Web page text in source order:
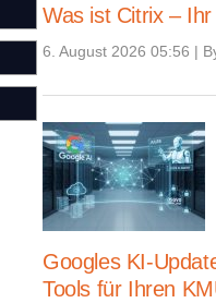
Was ist Citrix –
6. August 2026 05:56 |
Googles KI-
Tools für Ihren